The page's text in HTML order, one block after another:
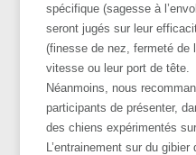
spécifique (sagesse à
seront jugés sur leur
(finesse de nez, fermeté de
vitesse ou leur port de tête.
Néanmoins, nous
participants de présenter,
des chiens expérimentés
L’entrainement sur du